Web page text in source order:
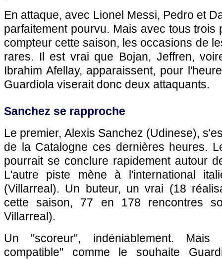
En attaque, avec Lionel Messi, Pedro et
parfaitement pourvu. Mais avec tous trois
compteur cette saison, les occasions de
rares. Il est vrai que Bojan, Jeffren,
Ibrahim Afellay, apparaissent, pour
Guardiola viserait donc deux attaquants.
Sanchez se rapproche
Le premier, Alexis Sanchez (Udinese),
de la Catalogne ces dernières heures.
pourrait se conclure rapidement autour
L'autre piste mène à l'international
(Villarreal). Un buteur, un vrai (18
cette saison, 77 en 178 rencontres
Villarreal).
Un "scoreur", indéniablement.
compatible" comme le souhaite